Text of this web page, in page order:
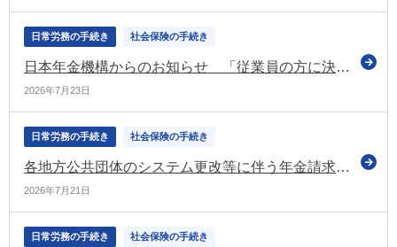
日常労務の手続き 社会保険の手続き
日本年金機構からのお知らせ 「従業員の方に決定した「標準報酬月額」の通知をお願いします」などの情報を掲載（令和8年7月号）
2026年7月23日
日常労務の手続き 社会保険の手続き
各地方公共団体のシステム更改等に伴う年金請求書等の審査への影響 令和8年7月21日の時点においても処理に1～2週間程度の遅れ（日本年金機構）
2026年7月21日
日常労務の手続き 社会保険の手続き